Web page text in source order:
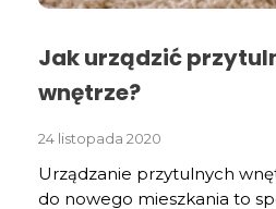
Jak urządzić
wnętrze?
24 listopada 2020
Urządzanie przytulnych
do nowego mieszkania to